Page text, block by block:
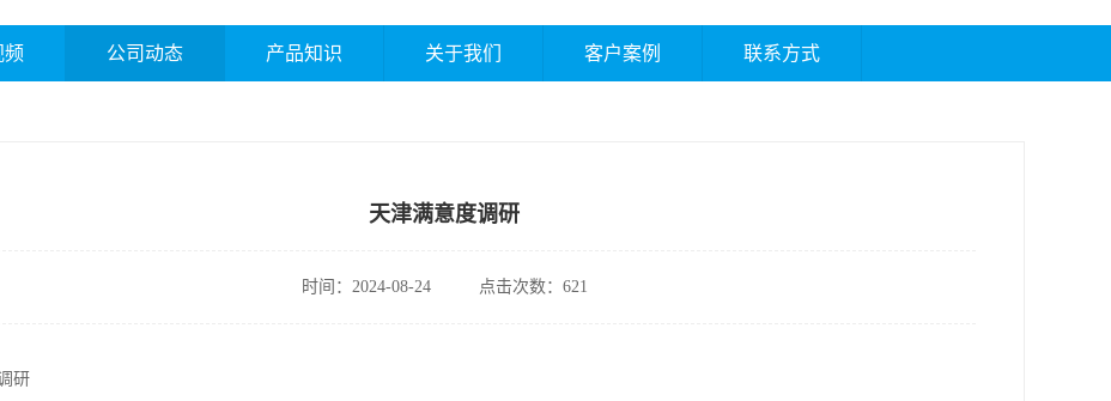
频 公司动态 产品知识 关于我们 客户案例 联系方式
天津满意度调研
时间：2024-08-24 点击次数：621
研